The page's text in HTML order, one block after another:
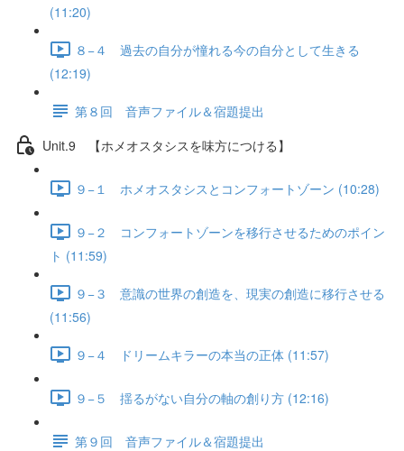
(11:20)
８−４ 過去の自分が憧れる今の自分として生きる
(12:19)
第８回 音声ファイル＆宿題提出
Unit.9 【ホメオスタシスを味方につける】
９−１ ホメオスタシスとコンフォートゾーン (10:28)
９−２ コンフォートゾーンを移行させるためのポイン
ト (11:59)
９−３ 意識の世界の創造を、現実の創造に移行させる
(11:56)
９−４ ドリームキラーの本当の正体 (11:57)
９−５ 揺るがない自分の軸の創り方 (12:16)
第９回 音声ファイル＆宿題提出